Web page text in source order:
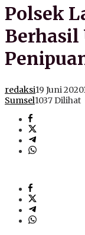
Polsek
Berhasil
redaksi19 Juni 2020
Sumsel1037 Dilihat